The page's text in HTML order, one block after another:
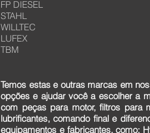
FP DIESEL
STAHL
WILLTEC
LUFEX
TBM
Temos estas e outras marcas em
opções e ajudar você a escolher a
com peças para motor, filtros para
lubrificantes, comando final e
equipamentos e fabricantes, como: